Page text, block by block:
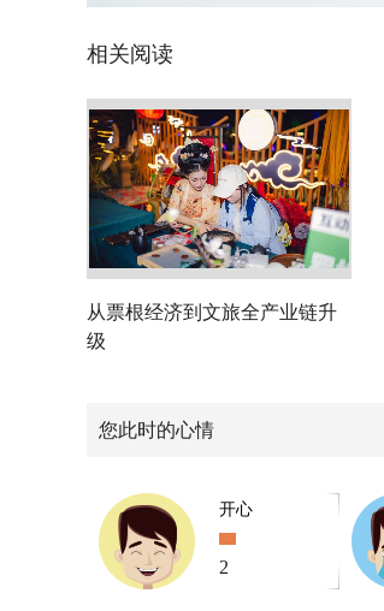
相关阅读
从票根经济到文旅全产业链升
级
您此时的心情
开心
2